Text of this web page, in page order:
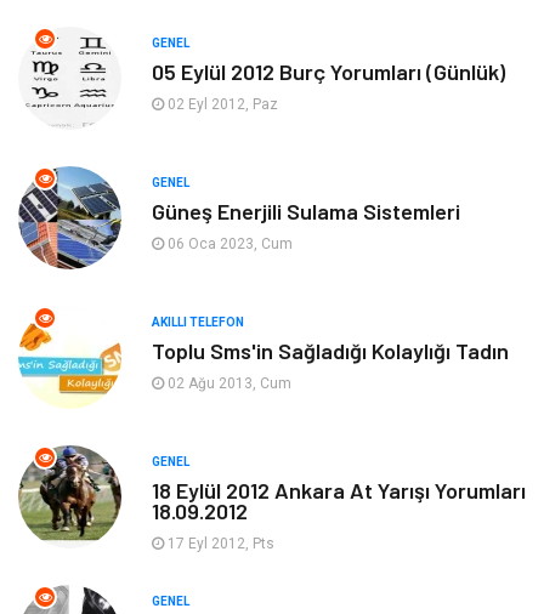
Soru-Cevap
Ekonomi
Tanıtıcı Reklam Alışveriş
Dekorasyon Tatil
Makine
Güzellik & Bakım
Organizasyon
Hizmet
GENEL
05 Eylül 2012 Burç Yorumları (Günlük)
02 Eyl 2012, Paz
GENEL
Güneş Enerjili Sulama Sistemleri
06 Oca 2023, Cum
AKILLI TELEFON
Toplu Sms'in Sağladığı Kolaylığı Tadın
02 Ağu 2013, Cum
GENEL
18 Eylül 2012 Ankara At Yarışı Yorumları
18.09.2012
17 Eyl 2012, Pts
GENEL